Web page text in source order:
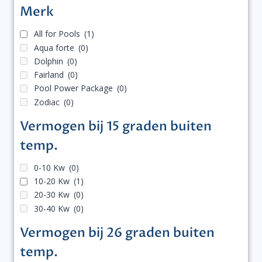
Merk
All for Pools (1)
Aqua forte (0)
Dolphin (0)
Fairland (0)
Pool Power Package (0)
Zodiac (0)
Vermogen bij 15 graden buiten
temp.
0-10 Kw (0)
10-20 Kw (1)
20-30 Kw (0)
30-40 Kw (0)
Vermogen bij 26 graden buiten
temp.